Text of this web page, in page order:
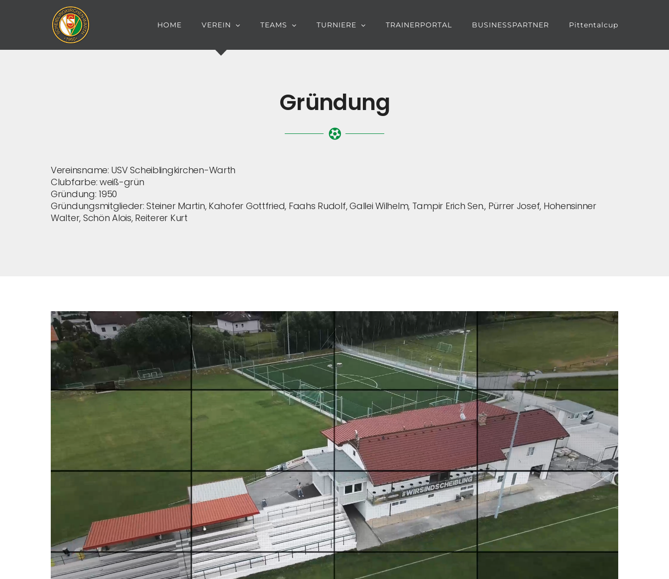
HOME VEREIN TEAMS TURNIERE TRAINERPORTAL BUSINESSPARTNER Pittentalcup
Gründung
Vereinsname: USV Scheiblingkirchen-Warth
Clubfarbe: weiß-grün
Gründung: 1950
Gründungsmitglieder: Steiner Martin, Kahofer Gottfried, Faahs Rudolf, Gallei Wilhelm, Tampir Erich Sen., Pürrer Josef, Hohensinner
Walter, Schön Alois, Reiterer Kurt